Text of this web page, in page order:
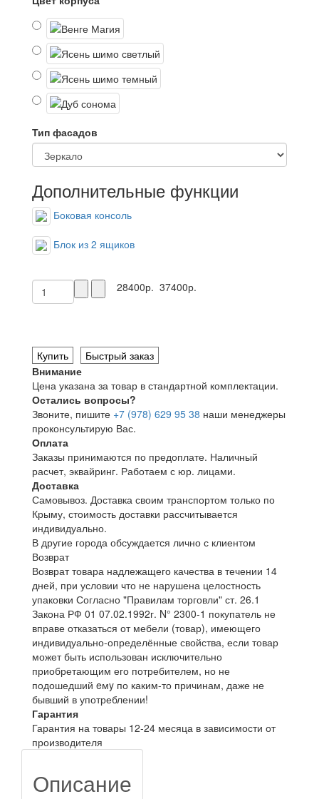
Тип фасадов
Дополнительные функции
Боковая консоль
Блок из 2 ящиков
28400р. 37400р.
Купить
Быстрый заказ
Внимание
Цена указана за товар в стандартной комплектации.
Остались вопросы?
Звоните, пишите +7 (978) 629 95 38 наши менеджеры
проконсультирую Вас.
Оплата
Заказы принимаются по предоплате. Наличный
расчет, эквайринг. Работаем с юр. лицами.
Доставка
Самовывоз. Доставка своим транспортом только по
Крыму, стоимость доставки рассчитывается
индивидуально.
В другие города обсуждается лично с клиентом
Возврат
Возврат товара надлежащего качества в течении 14
дней, при условии что не нарушена целостность
упаковки Согласно "Правилам торговли" ст. 26.1
Закона РФ 01 07.02.1992г. N° 2300-1 покупатель не
вправе отказаться от мебели (товар), имеющего
индивидуально-определённые свойства, если товар
может быть использован исключительно
приобретающим его потребителем, но не
подошедший eмy по каким-то причинам, даже не
бывший в употреблении!
Гарантия
Гарантия на товары 12-24 месяца в зависимости от
производителя
Описание